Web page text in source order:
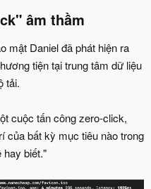
âm thầm​
mật Daniel đã phát hiện ra
tiện tại trung tâm dữ liệu
tải.
cuộc tấn công zero-click,
của bất kỳ mục tiêu nào trong
hay biết."